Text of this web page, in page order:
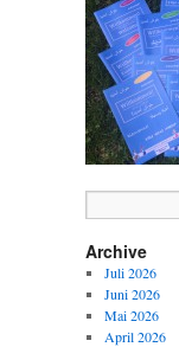
Archive
Juli 2026
Juni 2026
Mai 2026
April 2026